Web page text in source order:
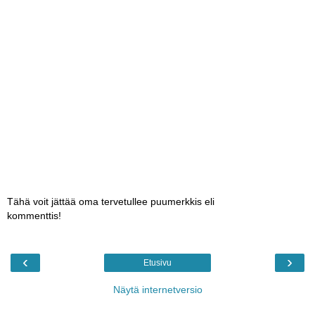
Tähä voit jättää oma tervetullee puumerkkis eli
kommenttis!
‹ ›
Etusivu
Näytä internetversio